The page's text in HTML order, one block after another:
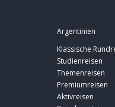
Argentinien
Klassische
Studienreisen
Themenreisen
Premiumreisen
Aktivreisen